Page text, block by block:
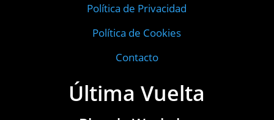
Política de Privacidad
Política de Cookies
Contacto
Última Vuelta